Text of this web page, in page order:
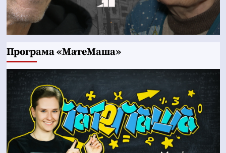
Програма «МатеМаша»